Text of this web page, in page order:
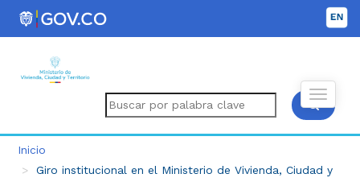
Inicio
Giro institucional en el Ministerio de Vivienda, Ciudad y